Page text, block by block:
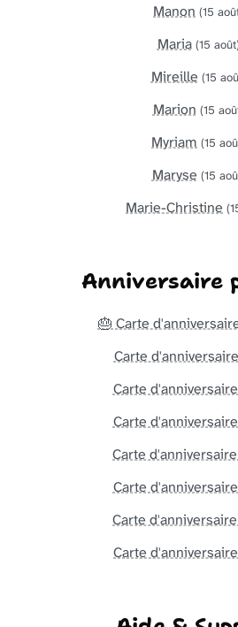
Manon (15
Maria (15
Mireille (15
Marion (15
Myriam (15
Maryse (15
Marie-Christine
Anniversaire
🎂 Carte
Carte
Carte
Carte
Carte
Carte
Carte
Carte